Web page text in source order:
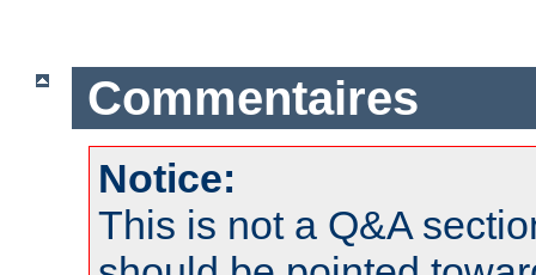
Commentaires
Notice:
This is not a Q&A